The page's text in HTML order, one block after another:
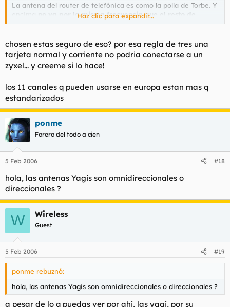
La antena del router de telefónica es como la polla de Torbe. Y
encima
no va por la misma frecuencia que el resto de
routers, por lo que no podrás emparejar tu antena con la de
Haz clic para expandir...
chosen estas seguro de eso? por esa regla de tres una
tarjeta normal y corriente no podria conectarse a un
zyxel... y creeme si lo hace!
los 11 canales q pueden usarse en europa estan mas q
estandarizados
ponme
Forero del todo a cien
5 Feb 2006 #18
hola, las antenas Yagis son omnidireccionales o
direccionales ?
W Wireless
Guest
5 Feb 2006 #19
ponme rebuznó:
hola, las antenas Yagis son omnidireccionales o direccionales ?
a pesar de lo q puedas ver por ahi, las yagi, por su